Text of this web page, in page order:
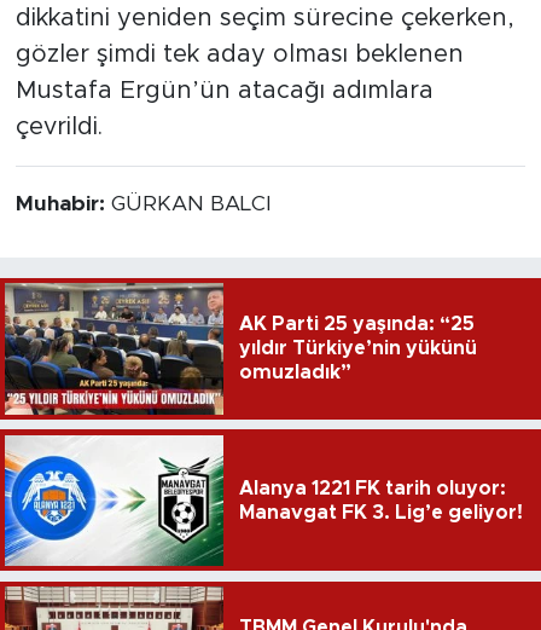
dikkatini yeniden seçim sürecine çekerken,
gözler şimdi tek aday olması beklenen
Mustafa Ergün’ün atacağı adımlara
çevrildi.
Muhabir: GÜRKAN BALCI
AK Parti 25 yaşında: “25
yıldır Türkiye’nin yükünü
omuzladık”
Alanya 1221 FK tarih oluyor:
Manavgat FK 3. Lig’e geliyor!